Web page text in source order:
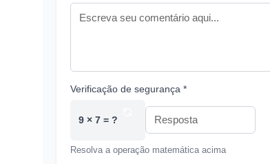
Verificação de segurança *
9 × 7 = ?
Resolva a operação matemática acima